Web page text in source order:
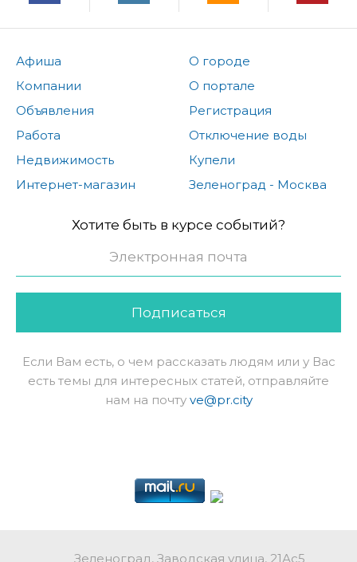
Афиша
Компании
Объявления
Работа
Недвижимость
Интернет-магазин
О городе
О портале
Регистрация
Отключение воды
Купели
Зеленоград - Москва
Хотите быть в курсе событий?
Подписаться
Если Вам есть, о чем рассказать людям или у Вас
есть темы для интересных статей, отправляйте
нам на почту ve@pr.city
Зеленоград, Заводская улица, 21Ас5